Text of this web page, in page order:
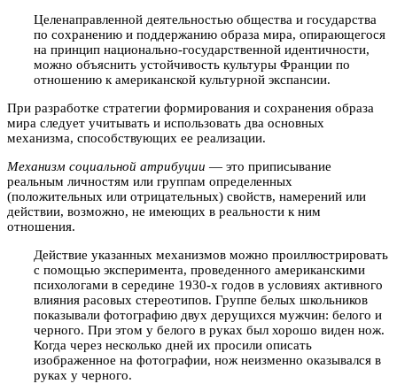
Целенаправленной деятельностью общества и государства
по сохранению и поддержанию образа мира, опирающегося
на принцип национально-государственной идентичности,
можно объяснить устойчивость культуры Франции по
отношению к американской культурной экспансии.
При разработке стратегии формирования и сохранения образа
мира следует учитывать и использовать два основных
механизма, способствующих ее реализации.
Механизм социальной атрибуции — это приписывание
реальным личностям или группам определенных
(положительных или отрицательных) свойств, намерений или
действии, возможно, не имеющих в реальности к ним
отношения.
Действие указанных механизмов можно проиллюстрировать
с помощью эксперимента, проведенного американскими
психологами в середине 1930-х годов в условиях активного
влияния расовых стереотипов. Группе белых школьников
показывали фотографию двух дерущихся мужчин: белого и
черного. При этом у белого в руках был хорошо виден нож.
Когда через несколько дней их просили описать
изображенное на фотографии, нож неизменно оказывался в
руках у черного.